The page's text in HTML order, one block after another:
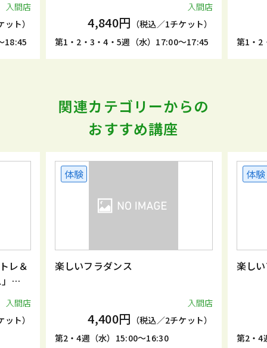
入間店
ト）
18:45
入間店
4,840円 （税込／1チケット）
第1・2・3・4・5週（水）17:00～17:45
第1・2
関連カテゴリーからの
おすすめ講座
レ＆
入間店
ト）
体験
楽しいフラダンス
入間店
4,400円 （税込／2チケット）
第2・4週（水）15:00～16:30
体験
楽し
第2・4